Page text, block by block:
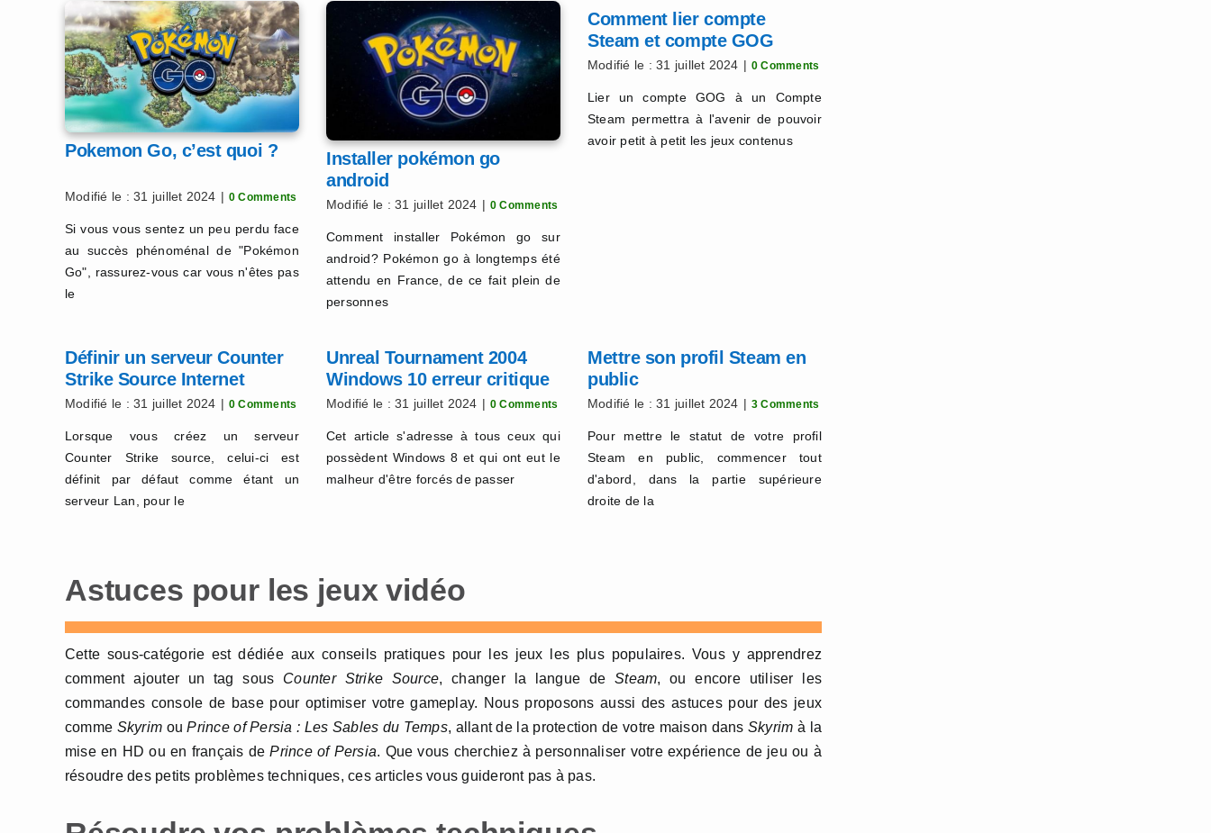
Pokemon Go, c’est quoi ?
Modifié le : 31 juillet 2024 | 0 Comments
Si vous vous sentez un peu perdu face
au succès phénoménal de "Pokémon
Go", rassurez-vous car vous n'êtes pas
le
Installer pokémon go
android
Modifié le : 31 juillet 2024 | 0 Comments
Comment installer Pokémon go sur
android? Pokémon go à longtemps été
attendu en France, de ce fait plein de
personnes
Comment lier compte
Steam et compte GOG
Modifié le : 31 juillet 2024 | 0 Comments
Lier un compte GOG à un Compte
Steam permettra à l'avenir de pouvoir
avoir petit à petit les jeux contenus
Définir un serveur Counter
Strike Source Internet
Modifié le : 31 juillet 2024 | 0 Comments
Lorsque vous créez un serveur
Counter Strike source, celui-ci est
définit par défaut comme étant un
serveur Lan, pour le
Unreal Tournament 2004
Windows 10 erreur critique
Modifié le : 31 juillet 2024 | 0 Comments
Cet article s'adresse à tous ceux qui
possèdent Windows 8 et qui ont eut le
malheur d'être forcés de passer
Mettre son profil Steam en
public
Modifié le : 31 juillet 2024 | 3 Comments
Pour mettre le statut de votre profil
Steam en public, commencer tout
d'abord, dans la partie supérieure
droite de la
Astuces pour les jeux vidéo
Cette sous-catégorie est dédiée aux conseils pratiques pour les jeux les plus populaires. Vous y apprendrez
comment ajouter un tag sous Counter Strike Source, changer la langue deSteam, ou encore utiliser les
commandes console de base pour optimiser votre gameplay. Nous proposons aussi des astuces pour des jeux
comme Skyrim ouPrince of Persia : Les Sables du Temps, allant de la protection de votre maison dans Skyrim à la
mise en HD ou en français dePrince of Persia. Que vous cherchiez à personnaliser votre expérience de jeu ou à
résoudre des petits problèmes techniques, ces articles vous guideront pas à pas.